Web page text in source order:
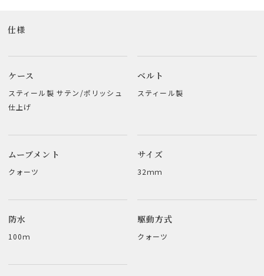
仕様
ケース
スティール製 サテン/ポリッシュ
仕上げ
ベルト
スティール製
ムーブメント
クォーツ
サイズ
32ｍｍ
防水
100ｍ
駆動方式
クォーツ